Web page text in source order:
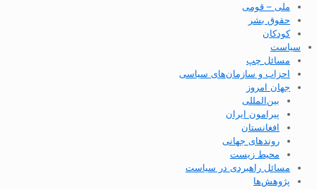
ملی – قومی
حقوق بشر
کودکان
سیاست
مسائل چپ
احزاب و سازمان‌های سیاسی
جهان امروز
بین‌المللی
پیرامون ایران
افغانستان
روندهای جهانی
محیط زیست
مسائل راهبردی در سیاست
پژوهش‌ها